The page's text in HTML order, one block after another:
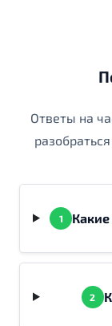
Ответы на
1
2